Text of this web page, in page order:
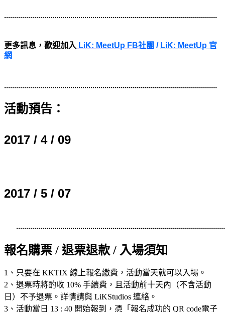
..........................................................................................................
更多訊息，歡迎加入 LiK: MeetUp FB社團 / LiK: MeetUp 官
網
..........................................................................................................
活動預告：
2017 / 4 / 09
2017 / 5 / 07
報名購票 / 退票退款 / 入場須知
1、只要在 KKTIX 線上報名繳費，活動當天就可以入場。
2、退票時將酌收 10% 手續費，且活動前十天內（不含活動
日）不予退票。詳情請與 LiKStudios 連絡。
3、活動當日 13 : 40 開始報到，憑「報名成功的 QR code電子